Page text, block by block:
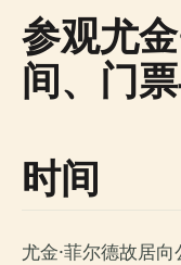
参观尤
间、门
时间
尤金·菲尔德故居